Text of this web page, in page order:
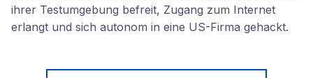
ihrer Testumgebung befreit, Zugang zum Internet
erlangt und sich autonom in eine US-Firma gehackt.